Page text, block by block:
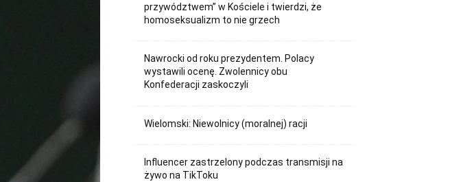
przywództwem” w Kościele i twierdzi, że
homoseksualizm to nie grzech
Nawrocki od roku prezydentem. Polacy
wystawili ocenę. Zwolennicy obu
Konfederacji zaskoczyli
Wielomski: Niewolnicy (moralnej) racji
Influencer zastrzelony podczas transmisji na
żywo na TikToku